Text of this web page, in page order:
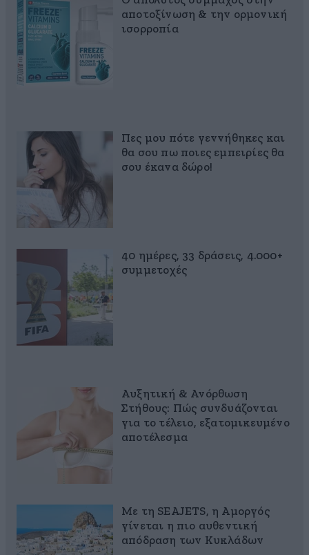
αποτοξίνωση & την ορμονική
ισορροπία
Πες μου πότε γεννήθηκες και
θα σου πω ποιες εμπειρίες θα
σου έκανα δώρο!
40 ημέρες, 33 δράσεις, 4.000+
συμμετοχές
Αυξητική & Ανόρθωση
Στήθους: Πώς συνδυάζονται
για το τέλειο, εξατομικευμένο
αποτέλεσμα
Με τη SEAJETS, η Αμοργός
γίνεται η πιο αυθεντική
απόδραση των Κυκλάδων